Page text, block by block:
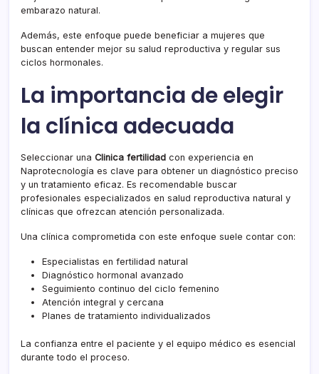
embarazo natural.
Además, este enfoque puede beneficiar a mujeres que
buscan entender mejor su salud reproductiva y regular sus
ciclos hormonales.
La importancia de elegir
la clínica adecuada
Seleccionar una Clinica fertilidad con experiencia en
Naprotecnología es clave para obtener un diagnóstico preciso
y un tratamiento eficaz. Es recomendable buscar
profesionales especializados en salud reproductiva natural y
clínicas que ofrezcan atención personalizada.
Una clínica comprometida con este enfoque suele contar con:
Especialistas en fertilidad natural
Diagnóstico hormonal avanzado
Seguimiento continuo del ciclo femenino
Atención integral y cercana
Planes de tratamiento individualizados
La confianza entre el paciente y el equipo médico es esencial
durante todo el proceso.